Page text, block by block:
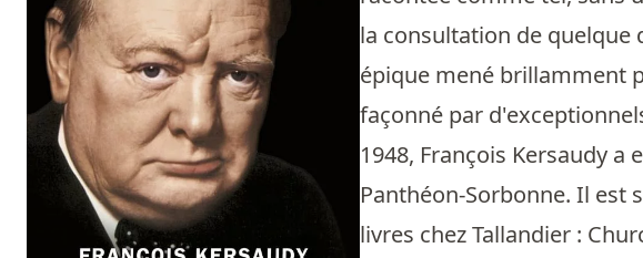
la consultation de
épique mené brillamment
façonné par
1948, François Kersaudy
Panthéon-Sorbonne. Il
livres chez Tallandier :